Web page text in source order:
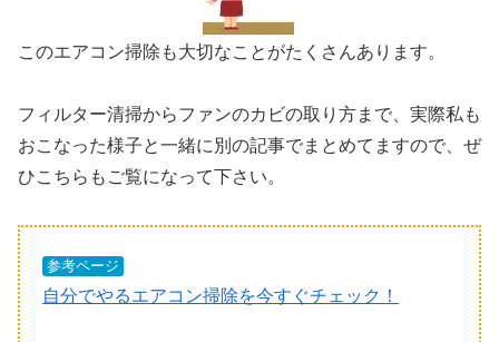
このエアコン掃除も大切なことがたくさんあります。
フィルター清掃からファンのカビの取り方まで、実際私も
おこなった様子と一緒に別の記事でまとめてますので、ぜ
ひこちらもご覧になって下さい。
参考ページ
自分でやるエアコン掃除を今すぐチェック！